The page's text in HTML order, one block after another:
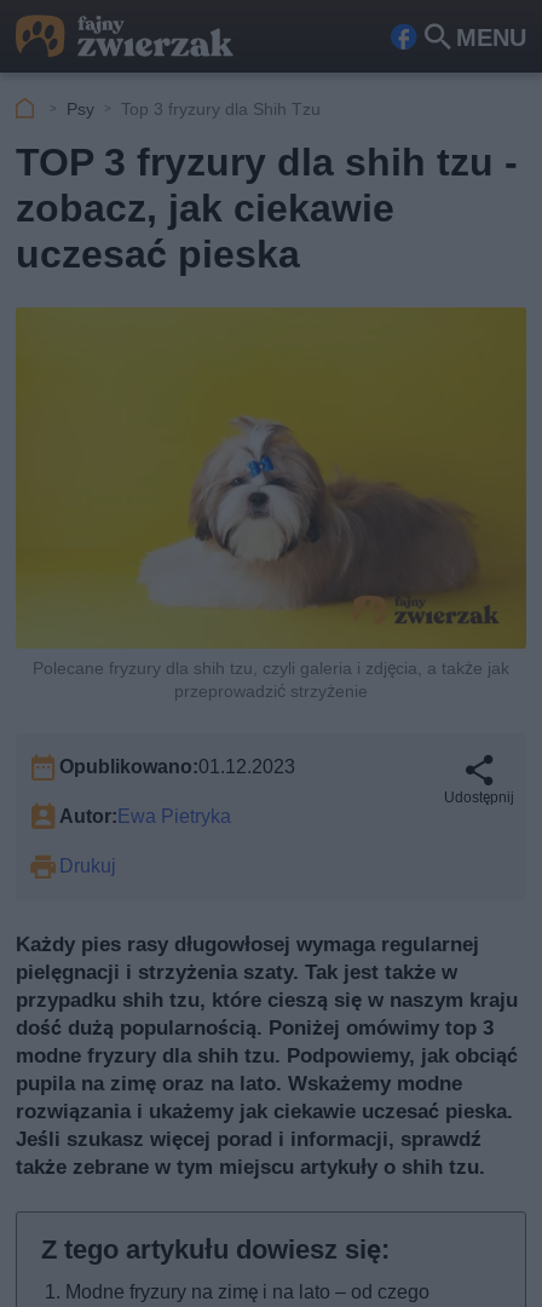
MENU
Fa Szu
Psy Top 3 fryzury dla Shih Tzu
TOP 3 fryzury dla shih tzu -
zobacz, jak ciekawie
uczesać pieska
Polecane fryzury dla shih tzu, czyli galeria i zdjęcia, a także jak
przeprowadzić strzyżenie
Opublikowano:01.12.2023
Autor:Ewa Pietryka
Drukuj
Udostępnij
Każdy pies rasy długowłosej wymaga regularnej
pielęgnacji i strzyżenia szaty. Tak jest także w
przypadku shih tzu, które cieszą się w naszym kraju
dość dużą popularnością. Poniżej omówimy top 3
modne fryzury dla shih tzu. Podpowiemy, jak obciąć
pupila na zimę oraz na lato. Wskażemy modne
rozwiązania i ukażemy jak ciekawie uczesać pieska.
Jeśli szukasz więcej porad i informacji, sprawdź
także zebrane w tym miejscu artykuły o shih tzu.
Modne fryzury na zimę i na lato – od czego